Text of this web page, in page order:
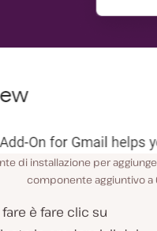
di installazione per
componente aggiuntivo a
è fare clic su